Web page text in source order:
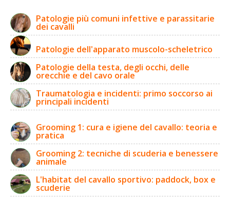
Patologie più comuni infettive e parassitarie
dei cavalli
Patologie dell'apparato muscolo-scheletrico
Patologie della testa, degli occhi, delle
orecchie e del cavo orale
Traumatologia e incidenti: primo soccorso ai
principali incidenti
Grooming 1: cura e igiene del cavallo: teoria e
pratica
Grooming 2: tecniche di scuderia e benessere
animale
L'habitat del cavallo sportivo: paddock, box e
scuderie